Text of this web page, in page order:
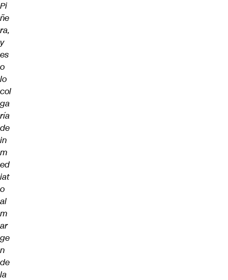
Pi
ñe
ra,
y
es
o
lo
col
ga
ría
de
in
m
ed
iat
o
al
m
ar
ge
n
de
la